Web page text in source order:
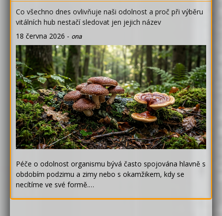
Co všechno dnes ovlivňuje naši odolnost a proč při výběru
vitálních hub nestačí sledovat jen jejich název
18 června 2026 - ona
Péče o odolnost organismu bývá často spojována hlavně s
obdobím podzimu a zimy nebo s okamžikem, kdy se
necítíme ve své formě.…